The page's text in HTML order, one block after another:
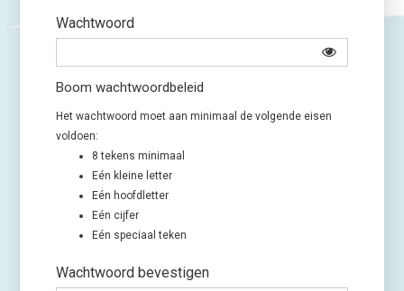
Wachtwoord
Boom wachtwoordbeleid
Het wachtwoord moet aan minimaal de volgende eisen
voldoen:
8 tekens minimaal
Eén kleine letter
Eén hoofdletter
Eén cijfer
Eén speciaal teken
Wachtwoord bevestigen